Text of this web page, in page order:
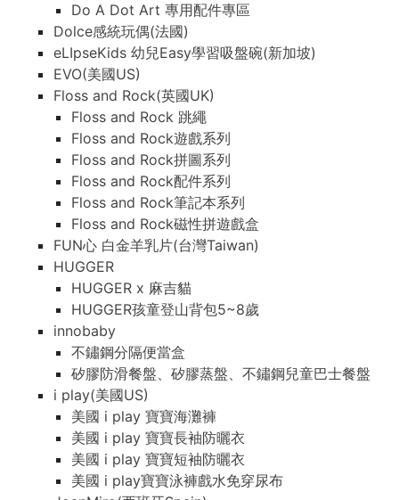
Do A Dot Art 專用配件專區
Dolce感統玩偶(法國)
eLIpseKids 幼兒Easy學習吸盤碗(新加坡)
EVO(美國US)
Floss and Rock(英國UK)
Floss and Rock 跳繩
Floss and Rock遊戲系列
Floss and Rock拼圖系列
Floss and Rock配件系列
Floss and Rock筆記本系列
Floss and Rock磁性拼遊戲盒
FUN心 白金羊乳片(台灣Taiwan)
HUGGER
HUGGER x 麻吉貓
HUGGER孩童登山背包5~8歲
innobaby
不鏽鋼分隔便當盒
矽膠防滑餐盤、矽膠蒸盤、不鏽鋼兒童巴士餐盤
i play(美國US)
美國 i play 寶寶海灘褲
美國 i play 寶寶長袖防曬衣
美國 i play 寶寶短袖防曬衣
美國 i play寶寶泳褲戲水免穿尿布